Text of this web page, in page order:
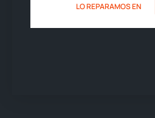
LO REPARAMOS EN